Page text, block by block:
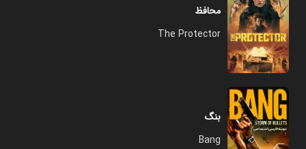
محافظ
The Protector
بنگ
Bang